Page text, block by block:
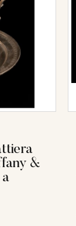
&